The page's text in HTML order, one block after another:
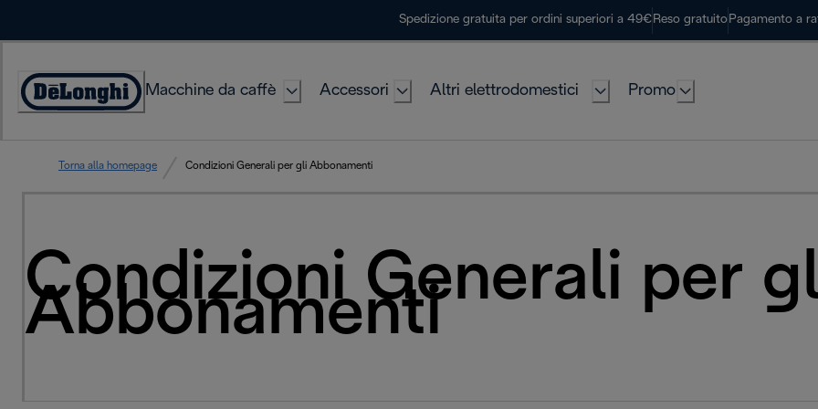
Spedizione gratuita per ordini superiori a 49€ Reso gratuito Pagamento a
Accessibility
Macchine da caffè Accessori Altri elettrodomestici Promo
Torna alla homepage Condizioni Generali per gli Abbonamenti
Condizioni Generali per
Abbonamenti